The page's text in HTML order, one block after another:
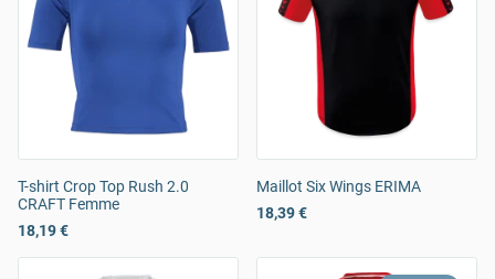
T-shirt Crop Top Rush 2.0
CRAFT Femme
18,19 €
Maillot Six Wings ERIMA
18,39 €